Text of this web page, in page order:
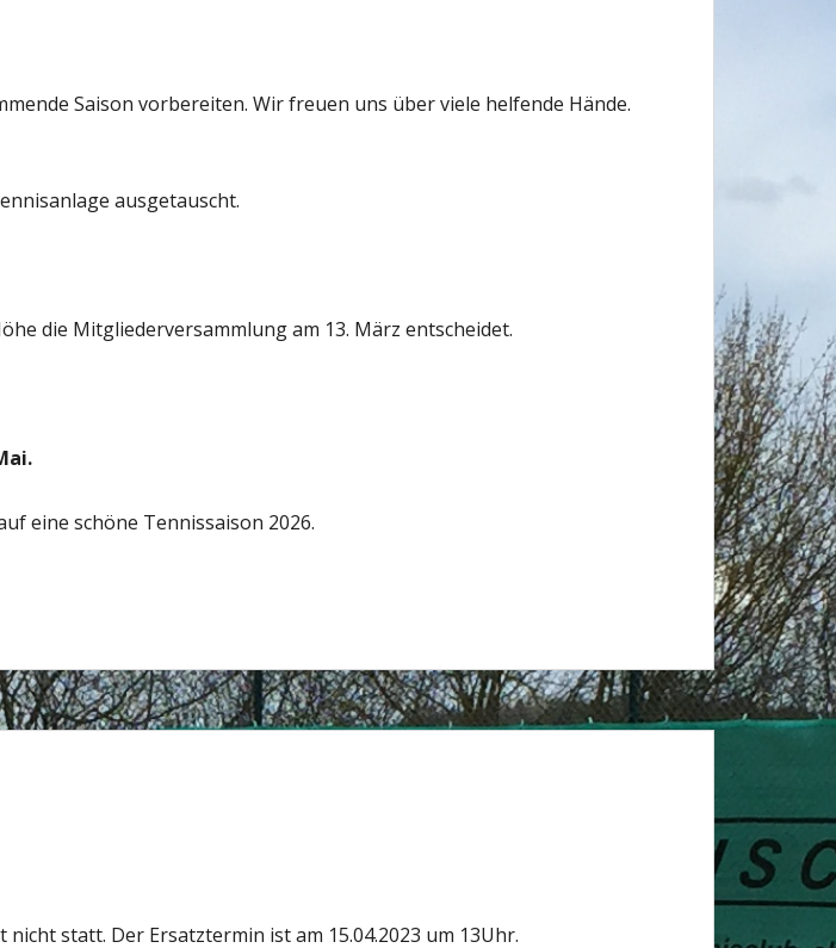
Saison vorbereiten. Wir freuen uns über viele helfende Hände.
ausgetauscht.
die Mitgliederversammlung am 13. März entscheidet.
eine schöne Tennissaison 2026.
statt. Der Ersatztermin ist am 15.04.2023 um 13Uhr.